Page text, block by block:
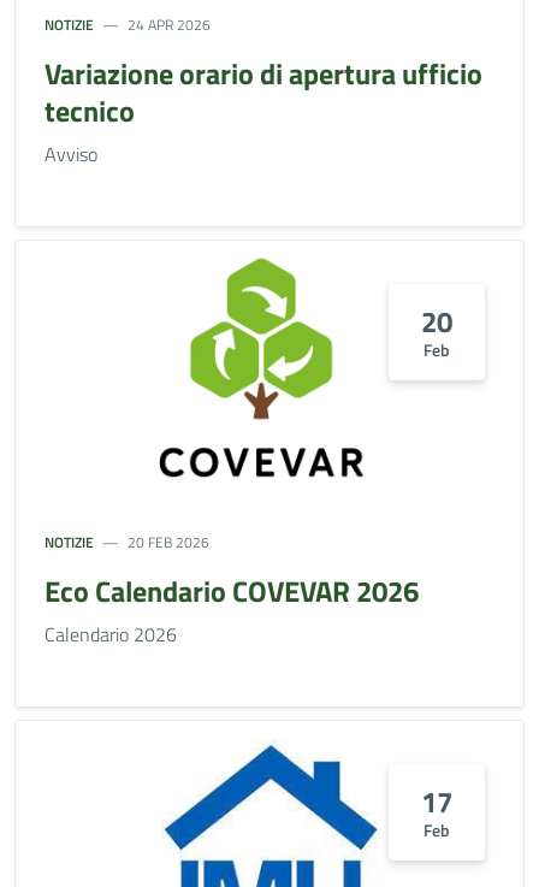
NOTIZIE 24 APR 2026
Variazione orario di apertura ufficio
tecnico
Avviso
20
Feb
NOTIZIE 20 FEB 2026
Eco Calendario COVEVAR 2026
Calendario 2026
17
Feb